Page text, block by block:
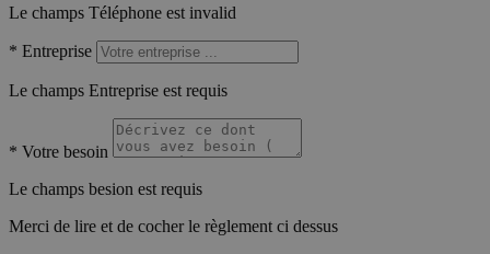
Le champs Téléphone est invalid
* Entreprise
Le champs Entreprise est requis
* Votre besoin
Le champs besion est requis
Merci de lire et de cocher le règlement ci dessus